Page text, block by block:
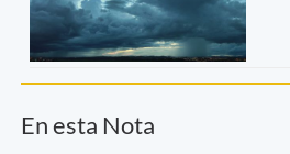
En esta Nota